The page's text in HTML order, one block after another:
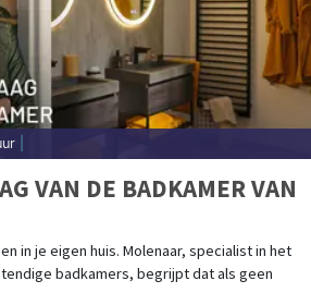
VAN DE BADKAMER VAN
in je eigen huis. Molenaar, specialist in het
badkamers, begrijpt dat als geen